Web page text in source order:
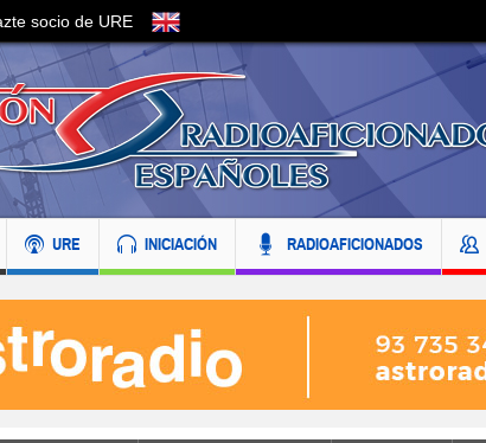
socio de URE
URE INICIACIÓN RADIOAFICIONADOS